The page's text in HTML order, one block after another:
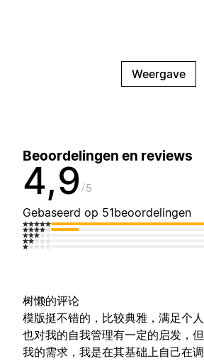
Weergave
Beoordelingen en reviews
4,9 5
Gebaseerd op 51beoordelingen
树懒的评论
模版挺不错的，比较典雅，满足个
也对我的自我管理有一定的启发，
我的需求，我是在其基础上自己在